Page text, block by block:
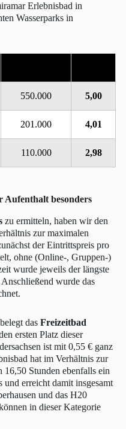
Erlebnisbad in
Wasserparks in
550.000 5,00
201.000 4,01
110.000 2,98
Aufenthalt besonders
zu ermitteln, haben wir den
zur maximalen
der Eintrittspreis pro
ohne (Online-, Gruppen-)
wurde jeweils der längste
wurde das
das Freizeitbad
ersten Platz dieser
ist mit 0,55 € ganz
hat im Verhältnis zur
Stunden ebenfalls ein
und erreicht damit insgesamt
und das H20
in dieser Kategorie